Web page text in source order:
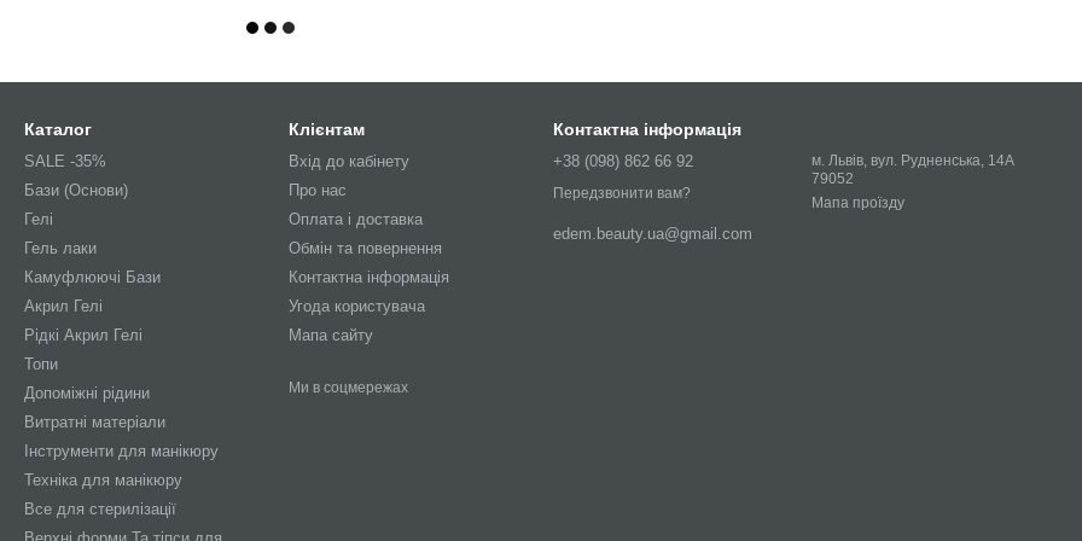
Каталог
SALE -35%
Бази (Основи)
Гелі
Гель лаки
Камуфлюючі Бази
Акрил Гелі
Рідкі Акрил Гелі
Топи
Допоміжні рідини
Витратні матеріали
Інструменти для манікюру
Техніка для манікюру
Все для стерилізації
Клієнтам
Вхід до кабінету
Про нас
Оплата і доставка
Обмін та повернення
Контактна інформація
Угода користувача
Мапа сайту
Ми в соцмережах
Контактна інформація
+38 (098) 862 66 92
Передзвонити вам?
edem.beauty.ua@gmail.com
м. Львів, вул. Рудненська, 14А
79052
Мапа проїзду